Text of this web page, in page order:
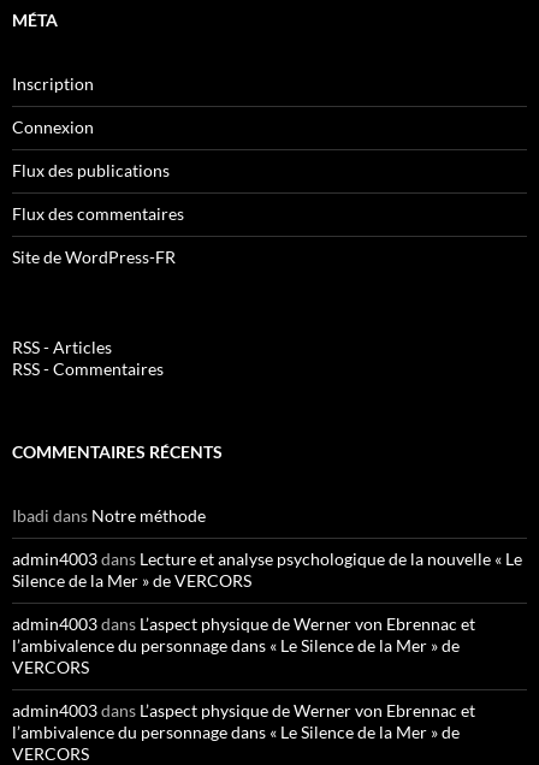
MÉTA
Inscription
Connexion
Flux des publications
Flux des commentaires
Site de WordPress-FR
RSS - Articles
RSS - Commentaires
COMMENTAIRES RÉCENTS
Ibadi dans Notre méthode
admin4003dans Lecture et analyse psychologique de la nouvelle « Le
Silence de la Mer » de VERCORS
admin4003dans L’aspect physique de Werner von Ebrennac et
l’ambivalence du personnage dans « Le Silence de la Mer » de
VERCORS
admin4003dans L’aspect physique de Werner von Ebrennac et
l’ambivalence du personnage dans « Le Silence de la Mer » de
VERCORS